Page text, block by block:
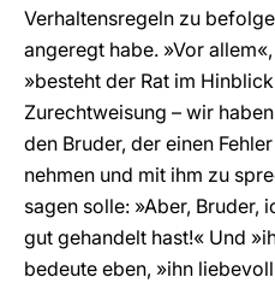
Verhaltensregeln zu
angeregt habe. »Vor
»besteht der Rat im
Zurechtweisung – wir
den Bruder, der einen
nehmen und mit ihm zu
sagen solle: »Aber, Bruder,
gut gehandelt hast!« Und
bedeute eben, »ihn